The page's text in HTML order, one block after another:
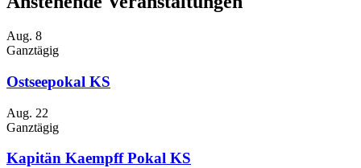
Aug. 8
Ganztägig
Ostseepokal KS
Aug. 22
Ganztägig
Kapitän Kaempff Pokal KS